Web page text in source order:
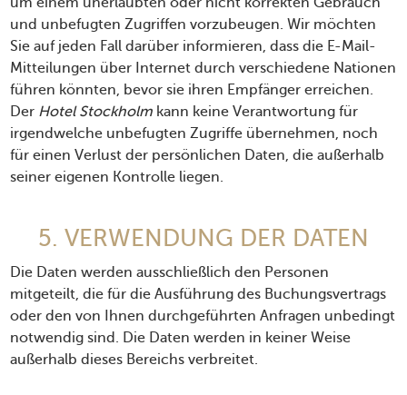
und unbefugten Zugriffen vorzubeugen. Wir möchten
Sie auf jeden Fall darüber informieren, dass die E-Mail-
Mitteilungen über Internet durch verschiedene Nationen
führen könnten, bevor sie ihren Empfänger erreichen.
Der Hotel Stockholm kann keine Verantwortung für
irgendwelche unbefugten Zugriffe übernehmen, noch
für einen Verlust der persönlichen Daten, die außerhalb
seiner eigenen Kontrolle liegen.
5. VERWENDUNG DER DATEN
Die Daten werden ausschließlich den Personen
mitgeteilt, die für die Ausführung des Buchungsvertrags
oder den von Ihnen durchgeführten Anfragen unbedingt
notwendig sind. Die Daten werden in keiner Weise
außerhalb dieses Bereichs verbreitet.